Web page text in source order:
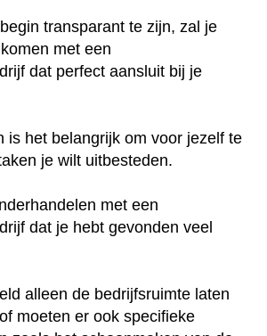
transparant te zijn, zal je
met een
dat perfect aansluit bij je
is het belangrijk om voor jezelf te
je wilt uitbesteden.
met een
dat je hebt gevonden veel
alleen de bedrijfsruimte laten
moeten er ook specifieke